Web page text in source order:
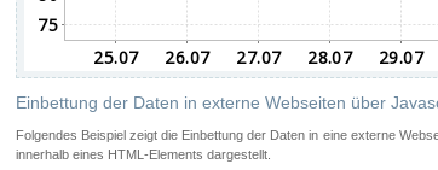
Einbettung der Daten in externe Webseiten über
Folgendes Beispiel zeigt die Einbettung der Daten in eine externe
innerhalb eines HTML-Elements dargestellt.